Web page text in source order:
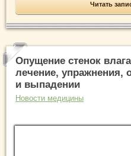
Читать
Опущение стенок
лечение, упражнения,
и выпадении
Новости медицины